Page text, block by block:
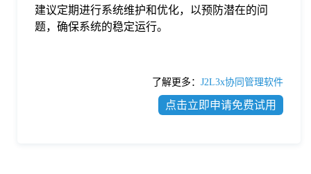
建议定期进行系统维护和优化，以预防潜在的问
题，确保系统的稳定运行。
了解更多： J2L3x协同管理软件
点击立即申请免费试用